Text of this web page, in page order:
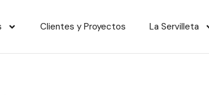
Clientes y Proyectos La Servilleta